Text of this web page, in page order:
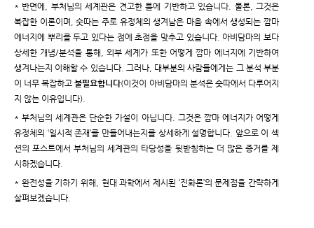
* 반면에, 부처님의 세계관은 견고한 틀에 기반하고 있습니다. 물론, 그것은
복잡한 이론이며, 숫따는 주로 유정체의 생겨남은 마음 속에서 생성되는 깜마
에너지에 뿌리를 두고 있다는 점에 초점을 맞추고 있습니다. 아비담마의 보다
상세한 개념/분석을 통해, 외부 세계가 또한 어떻게 깜마 에너지에 기반하여
생겨나는지 이해할 수 있습니다. 그러나, 대부분의 사람들에게는 그 분석 부분
이 너무 복잡하고불필요합니다(이것이 아비담마의 분석은 숫따에서 다루어지
지 않는 이유입니다).
* 부처님의 세계관은 단순한 가설이 아닙니다. 그것은 깜마 에너지가 어떻게
유정체의 ‘일시적 존재’를 만들어내는지를 상세하게 설명합니다. 앞으로 이 섹
션의 포스트에서 부처님의 세계관의 타당성을 뒷받침하는 더 많은 증거를 제
시하겠습니다.
* 완전성을 기하기 위해, 현대 과학에서 제시된 ‘진화론’의 문제점을 간략하게
살펴보겠습니다.